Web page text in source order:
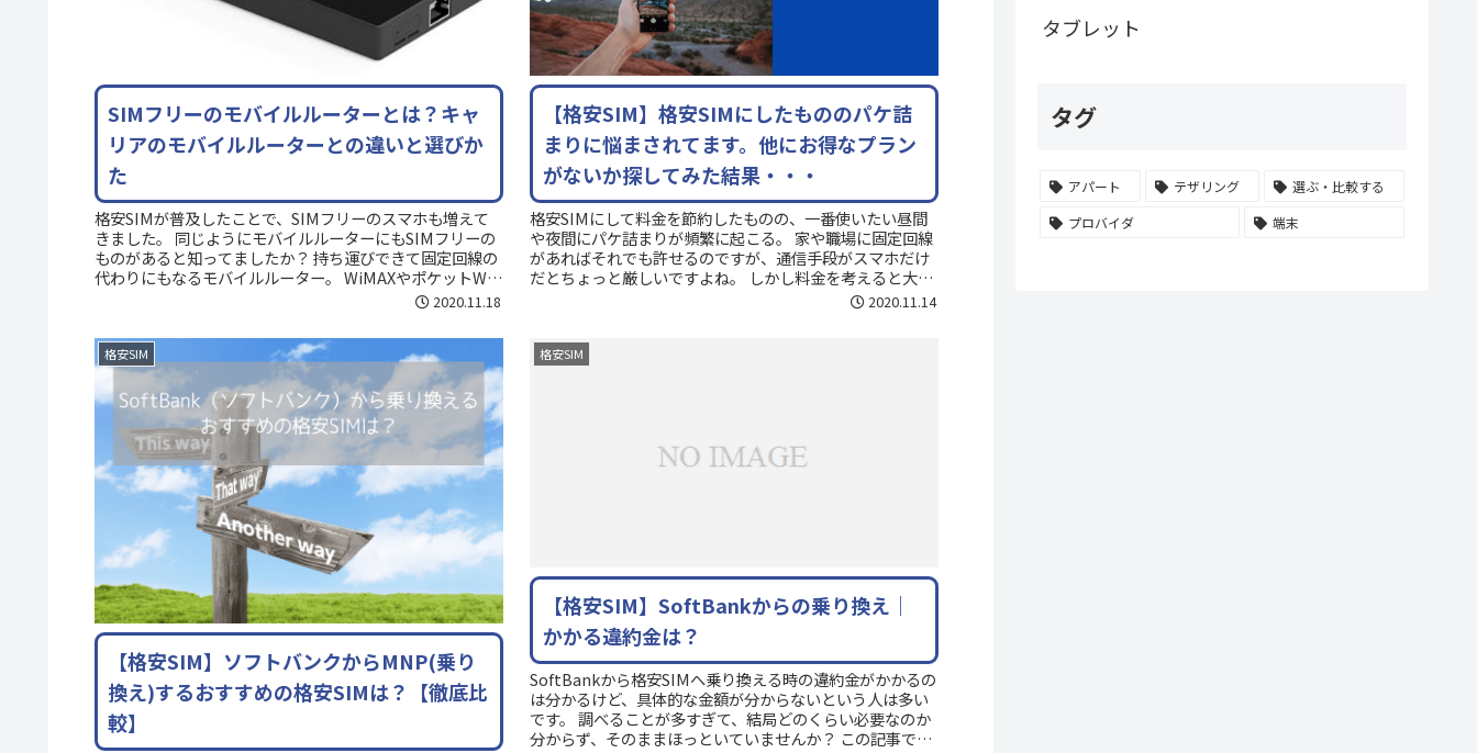
SIMフリーのモバイルルーターとは？キャ
リアのモバイルルーターとの違いと選びか
た
格安SIMが普及したことで、SIMフリーのスマホも増えて
きました。 同じようにモバイルルーターにもSIMフリーの
ものがあると知ってましたか？ 持ち運びできて固定回線の
代わりにもなるモバイルルーター。 WiMAXやポケットWi-
2020.11.18
【格安SIM】格安SIMにしたもののパケ詰
まりに悩まされてます。他にお得なプラン
がないか探してみた結果・・・
格安SIMにして料金を節約したものの、一番使いたい昼間
や夜間にパケ詰まりが頻繁に起こる。 家や職場に固定回線
があればそれでも許せるのですが、通信手段がスマホだけ
だとちょっと厳しいですよね。 しかし料金を考えると大手
2020.11.14
格安SIM
【格安SIM】ソフトバンクからMNP(乗り
換え)するおすすめの格安SIMは？【徹底比
較】
格安SIM
【格安SIM】SoftBankからの乗り換え｜
かかる違約金は？
SoftBankから格安SIMへ乗り換える時の違約金がかかるの
は分かるけど、具体的な金額が分からないという人は多い
です。 調べることが多すぎて、結局どのくらい必要なのか
分からず、そのままほっといていませんか？ この記事では
タブレット
タグ
アパート テザリング
選ぶ・比較する
プロバイダ
端末